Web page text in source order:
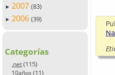
► 2007 (83)
► 2006 (39)
Categorías
.net (115)
10años (11)